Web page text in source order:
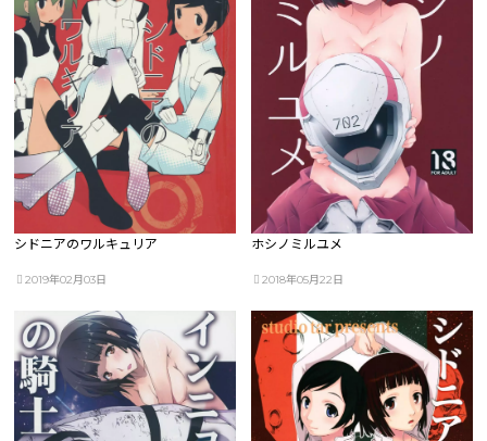
シドニアのワルキュリア
2019年02月03日
ホシノミルユメ
2018年05月22日